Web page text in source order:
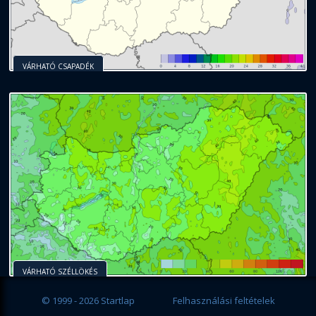
VÁRHATÓ CSAPADÉK
VÁRHATÓ SZÉLLÖKÉS
© 1999 - 2026 Startlap Felhasználási feltételek